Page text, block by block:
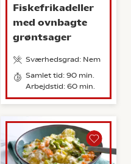
Fiskefrikadeller
med ovnbagte
grøntsager
Sværhedsgrad: Nem
Samlet tid: 90 min.
Arbejdstid: 60 min.